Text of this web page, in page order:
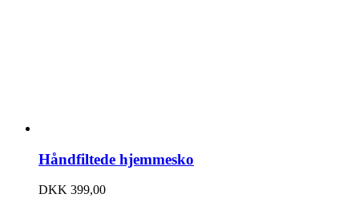
Håndfiltede hjemmesko
DKK 399,00